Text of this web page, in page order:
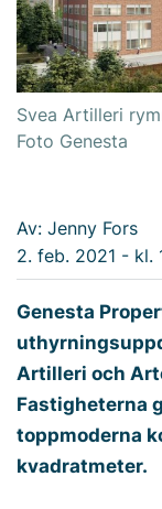
Svea Artilleri
Foto Genesta
Av: Jenny Fors
2. feb. 2021 - kl.
Genesta
Artilleri och
Fastigheterna
toppmoderna
kvadratmeter.